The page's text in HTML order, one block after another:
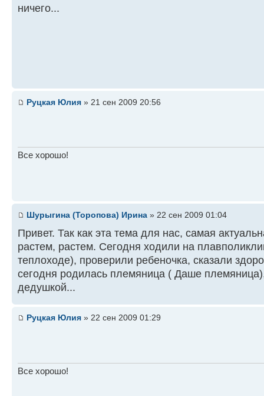
ничего...
Руцкая Юлия » 21 сен 2009 20:56
Все хорошо!
Шурыгина (Торопова) Ирина » 22 сен 2009 01:04
Привет. Так как эта тема для нас, самая
растем, растем. Сегодня ходили на
теплоходе), проверили ребеночка, сказали
сегодня родилась племяница ( Даше
дедушкой...
Руцкая Юлия » 22 сен 2009 01:29
Все хорошо!